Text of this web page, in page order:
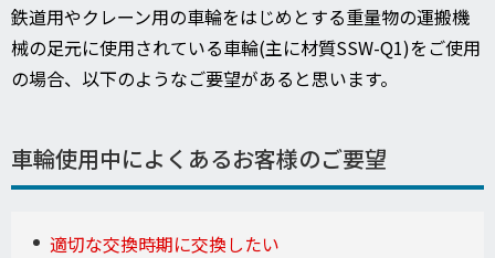
鉄道用やクレーン用の車輪をはじめとする重量物の運搬機
械の足元に使用されている車輪(主に材質SSW-Q1)をご使用
の場合、以下のようなご要望があると思います。
車輪使用中によくあるお客様のご要望
適切な交換時期に交換したい